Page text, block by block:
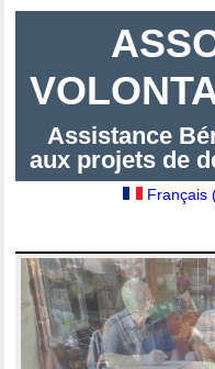
Assistance
aux projets de
Français